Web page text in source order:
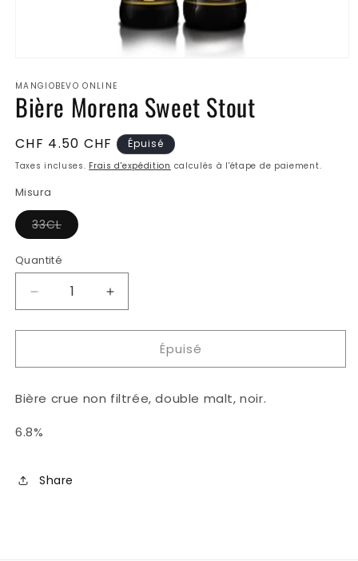
média
1
dans
modale
MANGIOBEVO ONLINE
Bière Morena Sweet Stout
Prix
habituel
CHF 4.50 CHF Épuisé
Taxes incluses. Frais d'expédition calculés à l'étape de paiement.
Misura
33CLVariante
épuisée
indisponible
Quantité
Réduire
la
quantité
Bière
Sweet
Augmenter
la
quantité
Bière
Sweet
Épuisé
Bière crue non filtrée, double malt, noir.
6.8%
Share